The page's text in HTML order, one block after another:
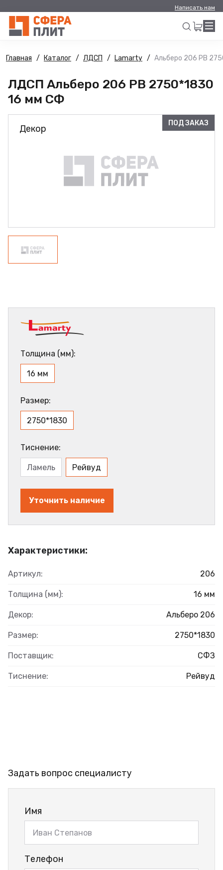
Написать нам
Искать
Главная Каталог ЛДСП Lamarty Альберо 206 РВ
ЛДСП Альберо 206 РВ 2750*1830
16 мм СФ
Декор
ПОД ЗАКАЗ
Характеристики:
Артикул: 206
Толщина (мм): 16 мм
Декор: Альберо 206
Размер: 2750*1830
Поставщик: СФЗ
Тиснение: Рейвуд
Толщина (мм):
16 мм
Размер:
2750*1830
Тиснение:
Ламель Рейвуд
Уточнить наличие
Задать вопрос специалисту
Имя
Телефон